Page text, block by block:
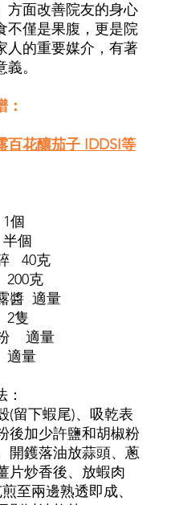
方面改善院友的身心
不僅是果腹，更是院
人的重要媒介，有著
。
：
百花釀茄子 IDDSI等
個
個
40克
克
醬 適量
隻
適量
量
(留下蝦尾)、吸乾表
後加少許鹽和胡椒粉
開鑊落油放蒜頭、蔥
片炒香後、放蝦肉
至兩邊熟透即成、